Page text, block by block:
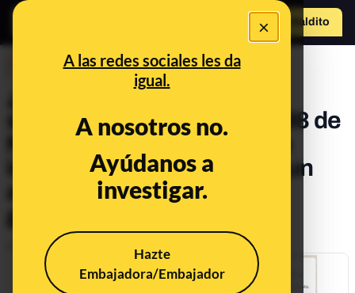
×
A las redes sociales les da
igual.
A nosotros no.
Ayúdanos a
investigar.
Hazte
Embajadora/Embajador
Hazte Maldito
¿Qué sabemos sobre la
supuesta detención en 1998 de
Nadia Otmani, la mujer que
increpó a Ortega Smith en un
acto contra la violencia de
género?
Publicado el